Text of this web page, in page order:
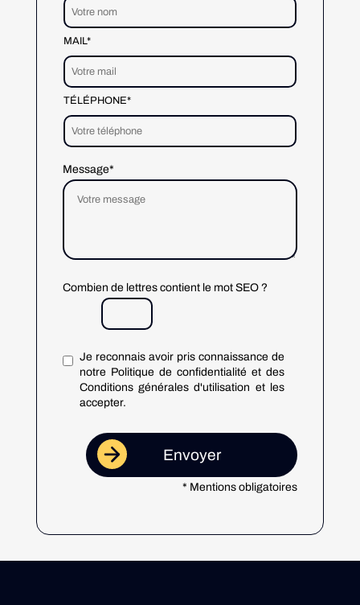
MAIL*
TÉLÉPHONE*
Message*
Combien de lettres contient le mot SEO ?
Je reconnais avoir pris connaissance de
notre Politique de confidentialité et des
Conditions générales d'utilisation et les
accepter.
* Mentions obligatoires